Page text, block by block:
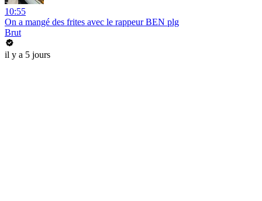
10:55
On a mangé des frites avec le rappeur BEN plg
Brut
il y a 5 jours